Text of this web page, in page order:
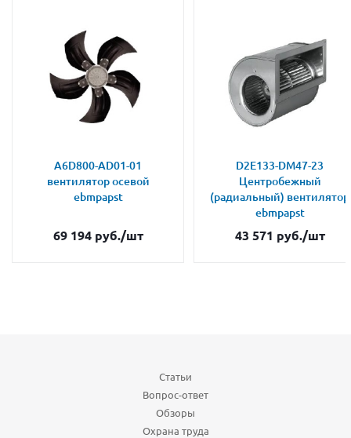
A6D800-AD01-01
вентилятор осевой
ebmpapst
69 194руб./шт
D2E133-DM47-23
Центробежный
(радиальный) вентилятор
ebmpapst
43 571 руб./шт
Статьи
Вопрос-ответ
Обзоры
Охрана труда